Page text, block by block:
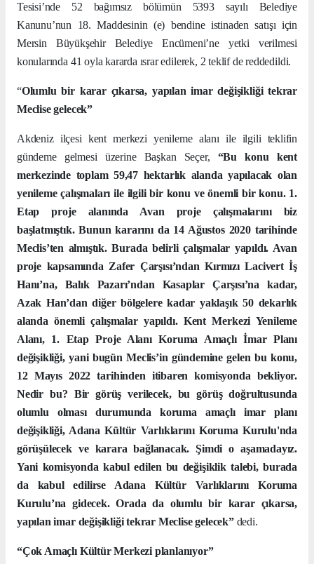
Tesisi’nde 52 bağımsız bölümün 5393 sayılı Belediye
Kanunu’nun 18. Maddesinin (e) bendine istinaden satışı için
Mersin Büyükşehir Belediye Encümeni’ne yetki verilmesi
konularında 41 oyla kararda ısrar edilerek, 2 teklif de reddedildi.
“Olumlu bir karar çıkarsa, yapılan imar değişikliği tekrar
Meclise gelecek”
Akdeniz ilçesi kent merkezi yenileme alanı ile ilgili teklifin
gündeme gelmesi üzerine Başkan Seçer, “Bu konu kent
merkezinde toplam 59,47 hektarlık alanda yapılacak olan
yenileme çalışmaları ile ilgili bir konu ve önemli bir konu. 1.
Etap proje alanında Avan proje çalışmalarını biz
başlatmıştık. Bunun kararını da 14 Ağustos 2020 tarihinde
Meclis’ten almıştık. Burada belirli çalışmalar yapıldı. Avan
proje kapsamında Zafer Çarşısı’ndan Kırmızı Lacivert İş
Hanı’na, Balık Pazarı’ndan Kasaplar Çarşısı’na kadar,
Azak Han’dan diğer bölgelere kadar yaklaşık 50 dekarlık
alanda önemli çalışmalar yapıldı. Kent Merkezi Yenileme
Alanı, 1. Etap Proje Alanı Koruma Amaçlı İmar Planı
değişikliği, yani bugün Meclis’in gündemine gelen bu konu,
12 Mayıs 2022 tarihinden itibaren komisyonda bekliyor.
Nedir bu? Bir görüş verilecek, bu görüş doğrultusunda
olumlu olması durumunda koruma amaçlı imar planı
değişikliği, Adana Kültür Varlıklarını Koruma Kurulu'nda
görüşülecek ve karara bağlanacak. Şimdi o aşamadayız.
Yani komisyonda kabul edilen bu değişiklik talebi, burada
da kabul edilirse Adana Kültür Varlıklarını Koruma
Kurulu’na gidecek. Orada da olumlu bir karar çıkarsa,
yapılan imar değişikliği tekrar Meclise gelecek”dedi.
“Çok Amaçlı Kültür Merkezi planlanıyor”